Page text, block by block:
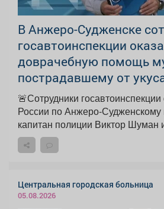
В Анжеро-Судженске
госавтоинспекции
доврачебную помощь
пострадавшему от
🚨Сотрудники
России по Анжеро-Судженскому
капитан полиции Виктор Шуман
Центральная городская больница
05.08.2026